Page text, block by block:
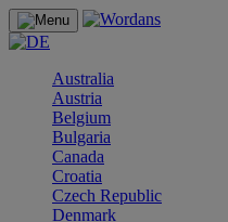
Australia
Austria
Belgium
Bulgaria
Canada
Croatia
Czech Republic
Denmark